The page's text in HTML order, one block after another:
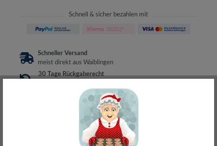
Schnell & sicher bezahlen mit
Schneller Versand
meist direkt aus Waiblingen
30 Tage Rückgaberecht
– Frag den Profi!
kostenlos und persönlich
Über 20+ Jahre Erfahrung
wir wissen von was wir sprechen